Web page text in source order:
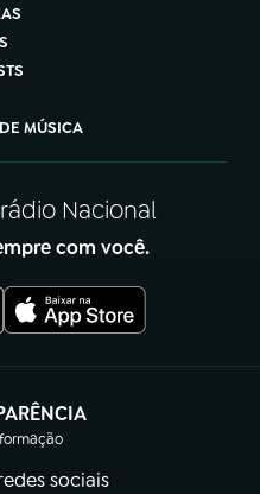
MÚSICA
Nacional
com você.
em nova aba)
sociais